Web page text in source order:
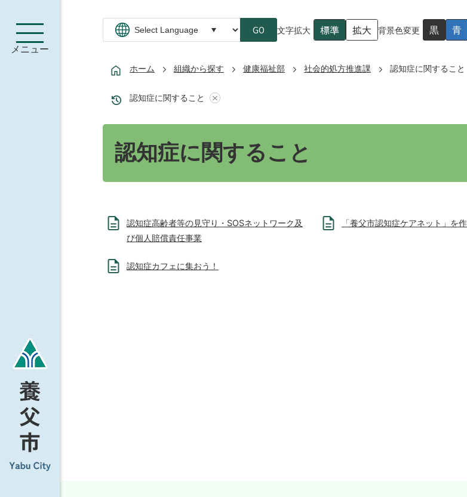
メニュー
GO 文字拡大 標準 拡大 背景色変更 黒 青
ホーム 組織から探す 健康福祉部 社会的処方推進課 認知症に関すること
認知症に関すること
認知症に関すること
認知症高齢者等の見守り・SOSネットワーク及
び個人賠償責任事業
「養父市認知症ケアネット」を
認知症カフェに集おう！